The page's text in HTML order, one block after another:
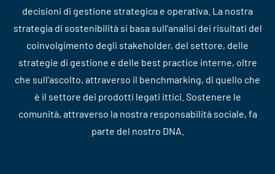
decisioni di gestione strategica e operativa. La nostra
strategia di sostenibilità si basa sull’analisi dei risultati del
coinvolgimento degli stakeholder, del settore, delle
strategie di gestione e delle best practice interne, oltre
che sull’ascolto, attraverso il benchmarking, di quello che
è il settore dei prodotti legati ittici. Sostenere le
comunità, attraverso la nostra responsabilità sociale, fa
parte del nostro DNA.